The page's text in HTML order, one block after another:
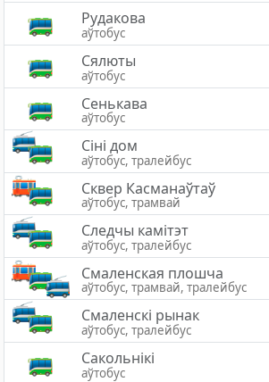
Рудакова
аўтобус
Сялюты
аўтобус
Сенькава
аўтобус
Сіні дом
аўтобус, тралейбус
Сквер Касманаўтаў
аўтобус, трамвай
Следчы камітэт
аўтобус, тралейбус
Смаленская плошча
аўтобус, трамвай, тралейбус
Смаленскі рынак
аўтобус, тралейбус
Сакольнікі
аўтобус